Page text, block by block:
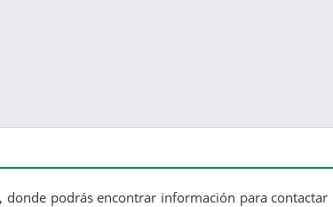
podrás encontrar información para contactar